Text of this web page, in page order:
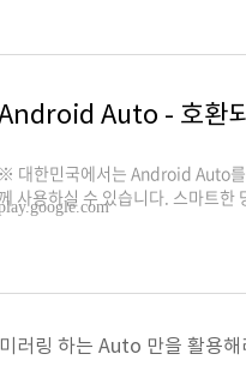
※ 대한민국에서는 Android Auto를
께 사용하실 수 있습니다. 스마트
요. 큰 터치 타겟과 단순한 인터페
전화를 걸고, 한 번의 터치로
링 하는 Auto 만을 활용해